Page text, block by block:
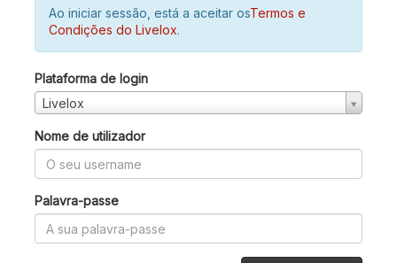
Ao iniciar sessão, está a aceitar osTermos e
Condições do Livelox.
Plataforma de login
Livelox
Nome de utilizador
Palavra-passe